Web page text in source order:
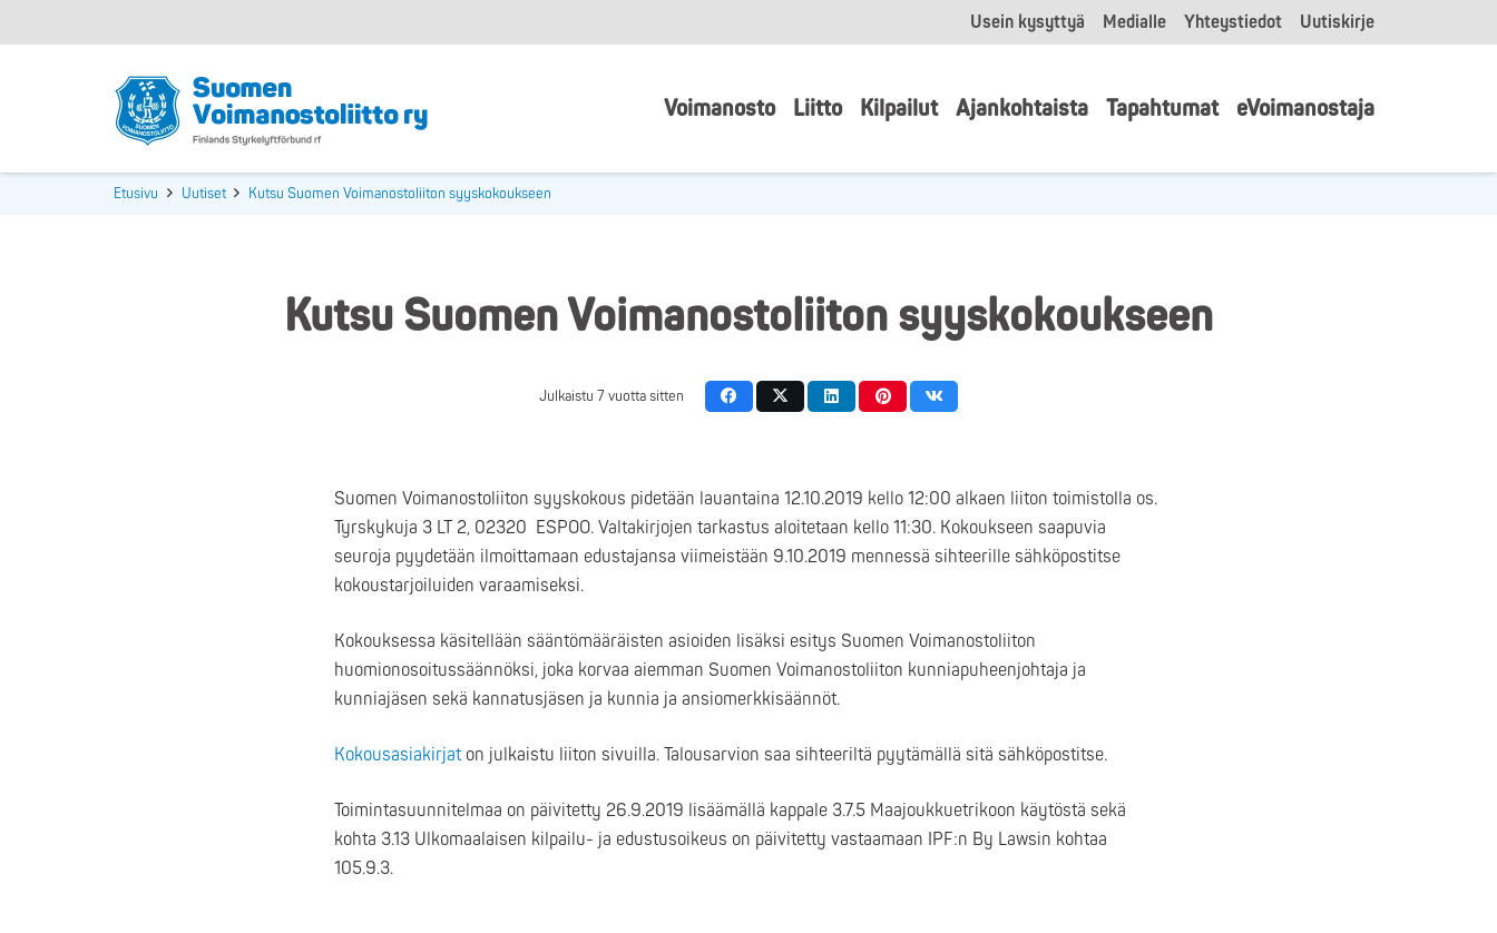
Usein kysyttyä Medialle Yhteystiedot Uutiskirje
Voimanosto Liitto Kilpailut Ajankohtaista Tapahtumat eVoimanostaja
Etusivu Uutiset Kutsu Suomen Voimanostoliiton syyskokoukseen
Kutsu Suomen Voimanostoliiton syyskokoukseen
Julkaistu 7 vuotta sitten
Suomen Voimanostoliiton syyskokous pidetään lauantaina 12.10.2019 kello 12:00 alkaen liiton toimistolla os.
Tyrskykuja 3 LT 2, 02320 ESPOO. Valtakirjojen tarkastus aloitetaan kello 11:30. Kokoukseen saapuvia
seuroja pyydetään ilmoittamaan edustajansa viimeistään 9.10.2019 mennessä sihteerille sähköpostitse
kokoustarjoiluiden varaamiseksi.
Kokouksessa käsitellään sääntömääräisten asioiden lisäksi esitys Suomen Voimanostoliiton
huomionosoitussäännöksi, joka korvaa aiemman Suomen Voimanostoliiton kunniapuheenjohtaja ja
kunniajäsen sekä kannatusjäsen ja kunnia ja ansiomerkkisäännöt.
Kokousasiakirjaton julkaistu liiton sivuilla. Talousarvion saa sihteeriltä pyytämällä sitä sähköpostitse.
Toimintasuunnitelmaa on päivitetty 26.9.2019 lisäämällä kappale 3.7.5 Maajoukkuetrikoon käytöstä sekä
kohta 3.13 Ulkomaalaisen kilpailu- ja edustusoikeus on päivitetty vastaamaan IPF:n By Lawsin kohtaa
105.9.3.